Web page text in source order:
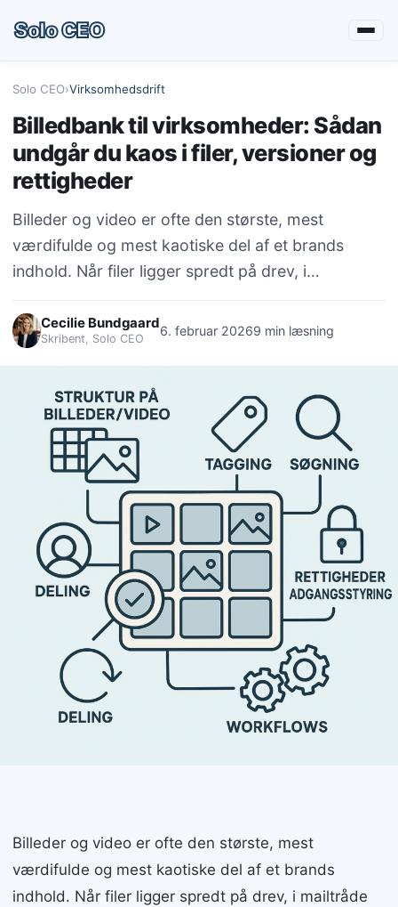
Solo CEO
Solo CEO›Virksomhedsdrift
Billedbank til virksomheder: Sådan
undgår du kaos i filer, versioner og
rettigheder
Billeder og video er ofte den største, mest
værdifulde og mest kaotiske del af et brands
indhold. Når filer ligger spredt på drev, i…
Cecilie Bundgaard
Skribent, Solo CEO
6. februar 20269 min læsning
Billeder og video er ofte den største, mest
værdifulde og mest kaotiske del af et brands
indhold. Når filer ligger spredt på drev, i mailtråde